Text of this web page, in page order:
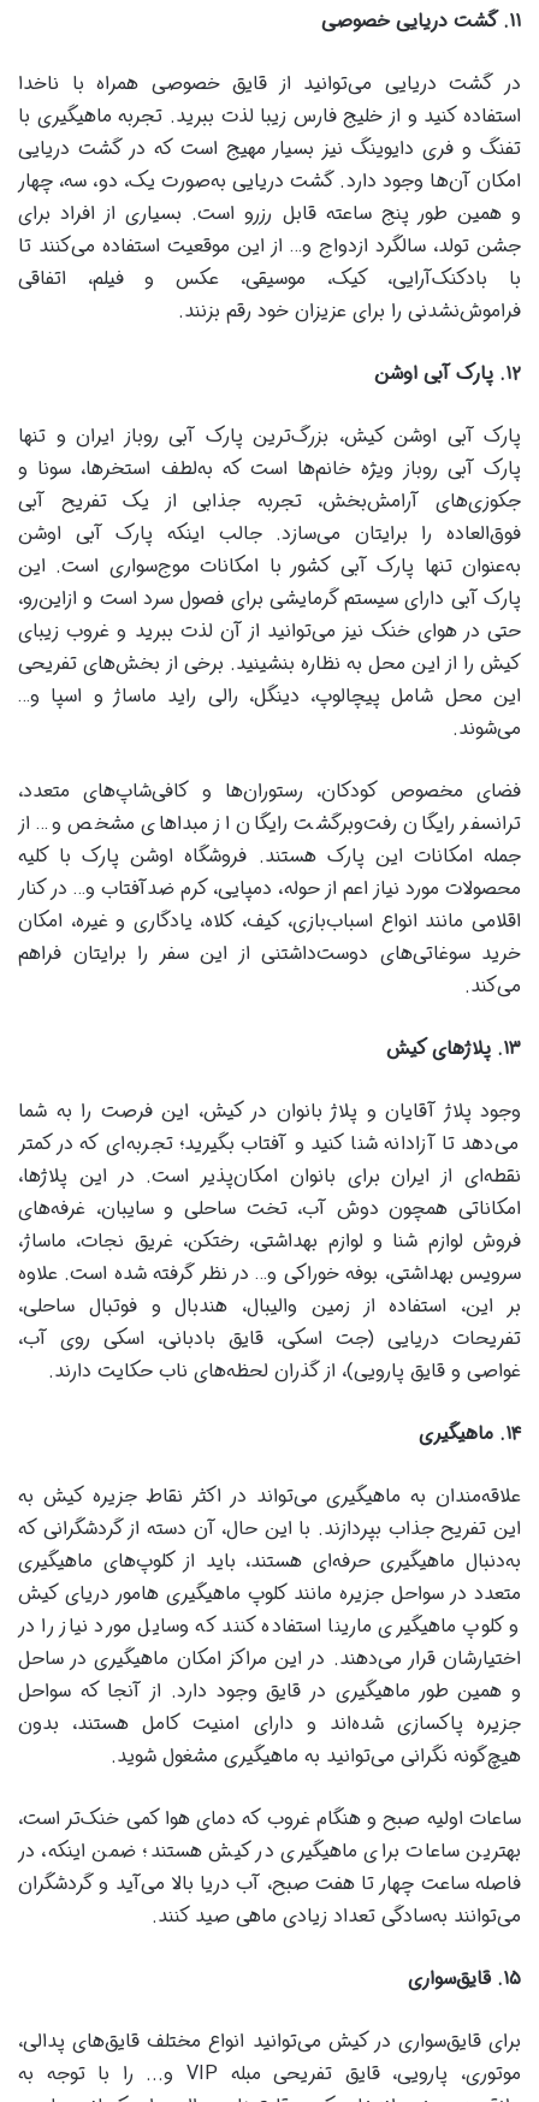
۱۱.گشت دریایی خصوصی
در گشت دریایی می‌توانید از قایق خصوصی همراه با ناخدا
استفاده کنید و از خلیج فارس زیبا لذت ببرید. تجربه ماهیگیری با
تفنگ و فری ‌دایوینگ نیز بسیار مهیج است که در گشت دریایی
امکان آن‌ها وجود دارد. گشت دریایی به‌صورت یک، دو، سه، چهار
و همین طور پنج ساعته قابل رزرو است. بسیاری از افراد برای
جشن تولد، سالگرد ازدواج و… از این موقعیت استفاده می‌کنند تا
با بادکنک‌آرایی، کیک، موسیقی، عکس و فیلم، اتفاقی
فراموش‌نشدنی را برای عزیزان خود رقم بزنند.
۱۲. پارک آبی اوشن
پارک آبی اوشن کیش، بزرگ‌ترین پارک آبی روباز ایران و تنها
پارک آبی روباز ویژه خانم‌ها است که به‌لطف استخرها، سونا و
جکوزی‌های آرامش‌بخش، تجربه جذابی از یک تفریح آبی
فوق‌العاده را برایتان می‌سازد. جالب اینکه پارک آبی اوشن
به‌عنوان تنها پارک آبی کشور با امکانات موج‌سواری است. این
پارک آبی دارای سیستم گرمایشی برای فصول سرد است و ازاین‌رو،
حتی در هوای خنک نیز می‌توانید از آن لذت ببرید و غروب زیبای
کیش را از این محل به نظاره بنشینید. برخی از بخش‌های تفریحی
این محل شامل پیچالوپ، دینگل، رالی راید ماساژ و اسپا و…
می‌شوند.
فضای مخصوص کودکان، رستوران‌ها و کافی‌شاپ‌های متعدد،
ترانسفر رایگان رفت‌وبرگشت رایگان از مبداهای مشخص و… از
جمله امکانات این پارک هستند. فروشگاه اوشن پارک با کلیه
محصولات مورد نیاز اعم از حوله، دمپایی، کرم ضدآفتاب و… در کنار
اقلامی مانند انواع اسباب‌بازی، کیف، کلاه، یادگاری‌ و غیره، امکان
خرید سوغاتی‌های دوست‌داشتنی از این سفر را برایتان فراهم
می‌کند.
۱۳. پلاژهای کیش
وجود پلاژ آقایان و پلاژ بانوان در کیش، این فرصت را به شما
می‌دهد تا آزادانه شنا کنید و آفتاب بگیرید؛ تجربه‌ای که در کمتر
نقطه‌ای از ایران برای بانوان امکان‌پذیر است. در این پلاژها،
امکاناتی همچون دوش آب، تخت ساحلی و سایبان، غرفه‌های
فروش لوازم شنا و لوازم بهداشتی، رختکن، غریق نجات، ماساژ،
سرویس بهداشتی، بوفه خوراکی و… در نظر گرفته شده است. علاوه
بر این، استفاده از زمین والیبال، هندبال و فوتبال ساحلی،
تفریحات دریایی (جت اسکی، قایق بادبانی، اسکی روی آب،
غواصی و قایق پارویی)، از گذران لحظه‌های ناب حکایت دارند.
۱۴. ماهیگیری
علاقه‌مندان به ماهیگیری می‌تواند در اکثر نقاط جزیره کیش به
این تفریح جذاب بپردازند. با این حال، آن دسته از گردشگرانی که
به‌دنبال ماهیگیری حرفه‌ای هستند، باید از کلوپ‌های ماهیگیری
متعدد در سواحل جزیره مانند کلوپ ماهیگیری هامور دریای کیش
و کلوپ ماهیگیری مارینا استفاده کنند که وسایل مورد نیاز را در
اختیارشان قرار می‌دهند. در این مراکز امکان ماهیگیری در ساحل
و همین طور ماهیگیری در قایق وجود دارد. از آنجا که سواحل
جزیره پاکسازی شده‌اند و دارای امنیت کامل هستند، بدون
هیچ‌گونه نگرانی می‌توانید به ماهیگیری مشغول شوید.
ساعات اولیه صبح و هنگام غروب که دمای هوا کمی خنک‌تر است،
بهترین ساعات برای ماهیگیری در کیش هستند؛ ضمن اینکه، در
فاصله ساعت چهار تا هفت صبح، آب دریا بالا می‌آید و گردشگران
می‌توانند به‌سادگی تعداد زیادی ماهی صید کنند.
۱۵.قایق‌سواری
برای قایق‌سواری در کیش می‌توانید انواع مختلف قایق‌های پدالی،
موتوری، پارویی، قایق تفریحی مبله VIP و..‌. را با توجه به